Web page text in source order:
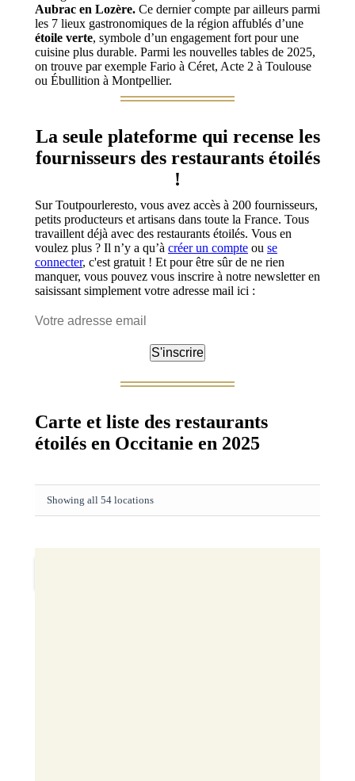
Aubrac en Lozère. Ce dernier compte par ailleurs parmi
les 7 lieux gastronomiques de la région affublés d’une
étoile verte, symbole d’un engagement fort pour une
cuisine plus durable. Parmi les nouvelles tables de 2025,
on trouve par exemple Fario à Céret, Acte 2 à Toulouse
ou Ébullition à Montpellier.
La seule plateforme qui recense les
fournisseurs des restaurants étoilés
!
Sur Toutpourleresto, vous avez accès à 200 fournisseurs,
petits producteurs et artisans dans toute la France. Tous
travaillent déjà avec des restaurants étoilés. Vous en
voulez plus ? Il n’y a qu’à créer un compte ou se
connecter, c'est gratuit ! Et pour être sûr de ne rien
manquer, vous pouvez vous inscrire à notre newsletter en
saisissant simplement votre adresse mail ici :
Carte et liste des restaurants
étoilés en Occitanie en 2025
Showing all 54 locations